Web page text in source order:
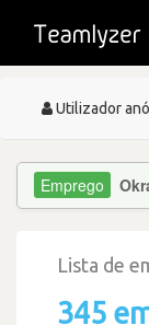
Toggle
Utilizador
Lista de
345